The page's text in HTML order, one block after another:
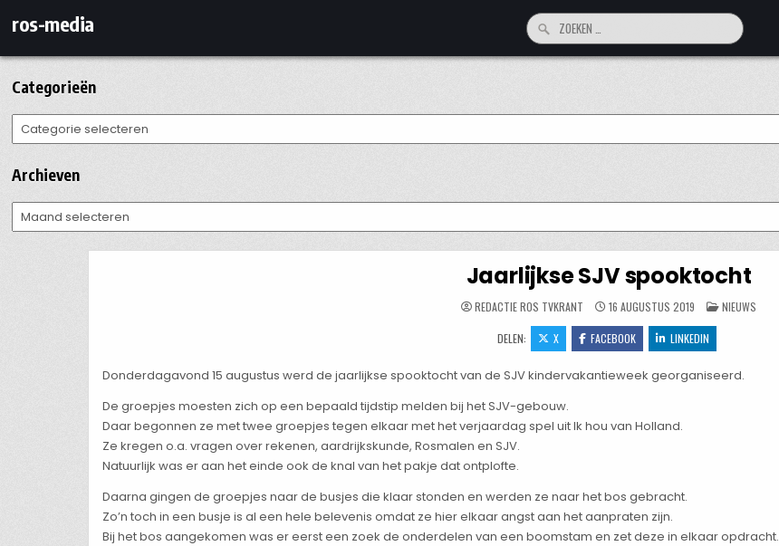
naar
inhoud
ros-media
Zoeken
naar:
Categorieën
Categorieën
Archieven
Archieven
Jaarlijkse SJV spooktocht
REDACTIE ROS TVKRANT 16 AUGUSTUS 2019 GEPLAATST
IN
NIEUWS
DELEN: X FACEBOOK LINKEDIN
Donderdagavond 15 augustus werd de jaarlijkse spooktocht van de SJV kindervakantieweek georganiseerd.
De groepjes moesten zich op een bepaald tijdstip melden bij het SJV-gebouw.
Daar begonnen ze met twee groepjes tegen elkaar met het verjaardag spel uit Ik hou van Holland.
Ze kregen o.a. vragen over rekenen, aardrijkskunde, Rosmalen en SJV.
Natuurlijk was er aan het einde ook de knal van het pakje dat ontplofte.
Daarna gingen de groepjes naar de busjes die klaar stonden en werden ze naar het bos gebracht.
Zo’n toch in een busje is al een hele belevenis omdat ze hier elkaar angst aan het aanpraten zijn.
Bij het bos aangekomen was er eerst een zoek de onderdelen van een boomstam en zet deze in elkaar opdracht.